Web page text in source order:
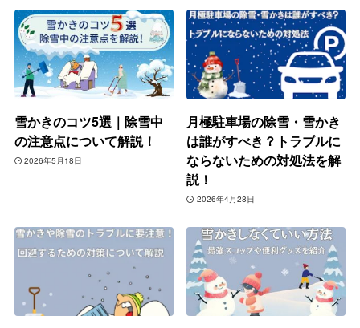
雪かきのコツ5選｜除雪中
の注意点について解説！
2026年5月18日
月極駐車場の除雪・雪かき
は誰がすべき？トラブルに
ならないための対処法を解
説！
2026年4月28日